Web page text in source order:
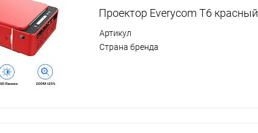
Проектор Everycom T6 красный
Артикул
Страна бренда